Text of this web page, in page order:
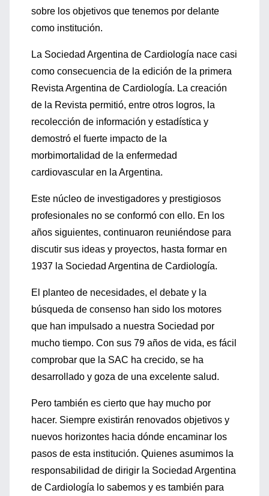
sobre los objetivos que tenemos por delante
como institución.
La Sociedad Argentina de Cardiología nace casi
como consecuencia de la edición de la primera
Revista Argentina de Cardiología. La creación
de la Revista permitió, entre otros logros, la
recolección de información y estadística y
demostró el fuerte impacto de la
morbimortalidad de la enfermedad
cardiovascular en la Argentina.
Este núcleo de investigadores y prestigiosos
profesionales no se conformó con ello. En los
años siguientes, continuaron reuniéndose para
discutir sus ideas y proyectos, hasta formar en
1937 la Sociedad Argentina de Cardiología.
El planteo de necesidades, el debate y la
búsqueda de consenso han sido los motores
que han impulsado a nuestra Sociedad por
mucho tiempo. Con sus 79 años de vida, es fácil
comprobar que la SAC ha crecido, se ha
desarrollado y goza de una excelente salud.
Pero también es cierto que hay mucho por
hacer. Siempre existirán renovados objetivos y
nuevos horizontes hacia dónde encaminar los
pasos de esta institución. Quienes asumimos la
responsabilidad de dirigir la Sociedad Argentina
de Cardiología lo sabemos y es también para